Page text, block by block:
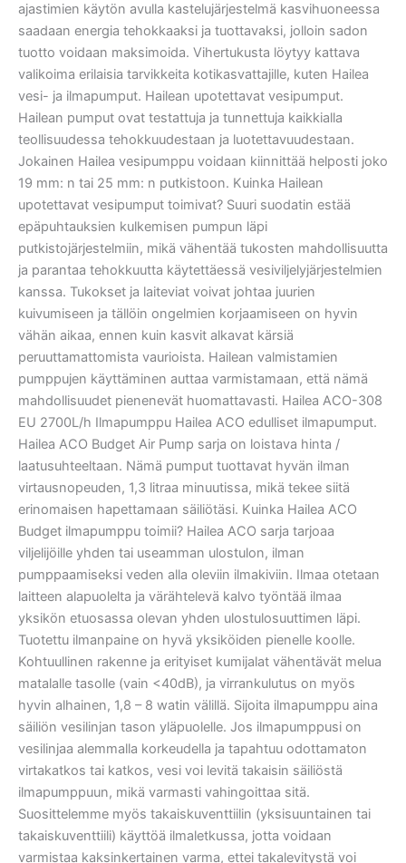
ajastimien käytön avulla kastelujärjestelmä kasvihuoneessa
saadaan energia tehokkaaksi ja tuottavaksi, jolloin sadon
tuotto voidaan maksimoida. Vihertukusta löytyy kattava
valikoima erilaisia tarvikkeita kotikasvattajille, kuten Hailea
vesi- ja ilmapumput. Hailean upotettavat vesipumput.
Hailean pumput ovat testattuja ja tunnettuja kaikkialla
teollisuudessa tehokkuudestaan ja luotettavuudestaan.
Jokainen Hailea vesipumppu voidaan kiinnittää helposti joko
19 mm: n tai 25 mm: n putkistoon. Kuinka Hailean
upotettavat vesipumput toimivat? Suuri suodatin estää
epäpuhtauksien kulkemisen pumpun läpi
putkistojärjestelmiin, mikä vähentää tukosten mahdollisuutta
ja parantaa tehokkuutta käytettäessä vesiviljelyjärjestelmien
kanssa. Tukokset ja laiteviat voivat johtaa juurien
kuivumiseen ja tällöin ongelmien korjaamiseen on hyvin
vähän aikaa, ennen kuin kasvit alkavat kärsiä
peruuttamattomista vaurioista. Hailean valmistamien
pumppujen käyttäminen auttaa varmistamaan, että nämä
mahdollisuudet pienenevät huomattavasti. Hailea ACO-308
EU 2700L/h Ilmapumppu Hailea ACO edulliset ilmapumput.
Hailea ACO Budget Air Pump sarja on loistava hinta /
laatusuhteeltaan. Nämä pumput tuottavat hyvän ilman
virtausnopeuden, 1,3 litraa minuutissa, mikä tekee siitä
erinomaisen hapettamaan säiliötäsi. Kuinka Hailea ACO
Budget ilmapumppu toimii? Hailea ACO sarja tarjoaa
viljelijöille yhden tai useamman ulostulon, ilman
pumppaamiseksi veden alla oleviin ilmakiviin. Ilmaa otetaan
laitteen alapuolelta ja värähtelevä kalvo työntää ilmaa
yksikön etuosassa olevan yhden ulostulosuuttimen läpi.
Tuotettu ilmanpaine on hyvä yksiköiden pienelle koolle.
Kohtuullinen rakenne ja erityiset kumijalat vähentävät melua
matalalle tasolle (vain <40dB), ja virrankulutus on myös
hyvin alhainen, 1,8 – 8 watin välillä. Sijoita ilmapumppu aina
säiliön vesilinjan tason yläpuolelle. Jos ilmapumppusi on
vesilinjaa alemmalla korkeudella ja tapahtuu odottamaton
virtakatkos tai katkos, vesi voi levitä takaisin säiliöstä
ilmapumppuun, mikä varmasti vahingoittaa sitä.
Suosittelemme myös takaiskuventtiilin (yksisuuntainen tai
takaiskuventtiili) käyttöä ilmaletkussa, jotta voidaan
varmistaa kaksinkertainen varma, ettei takalevitystä voi